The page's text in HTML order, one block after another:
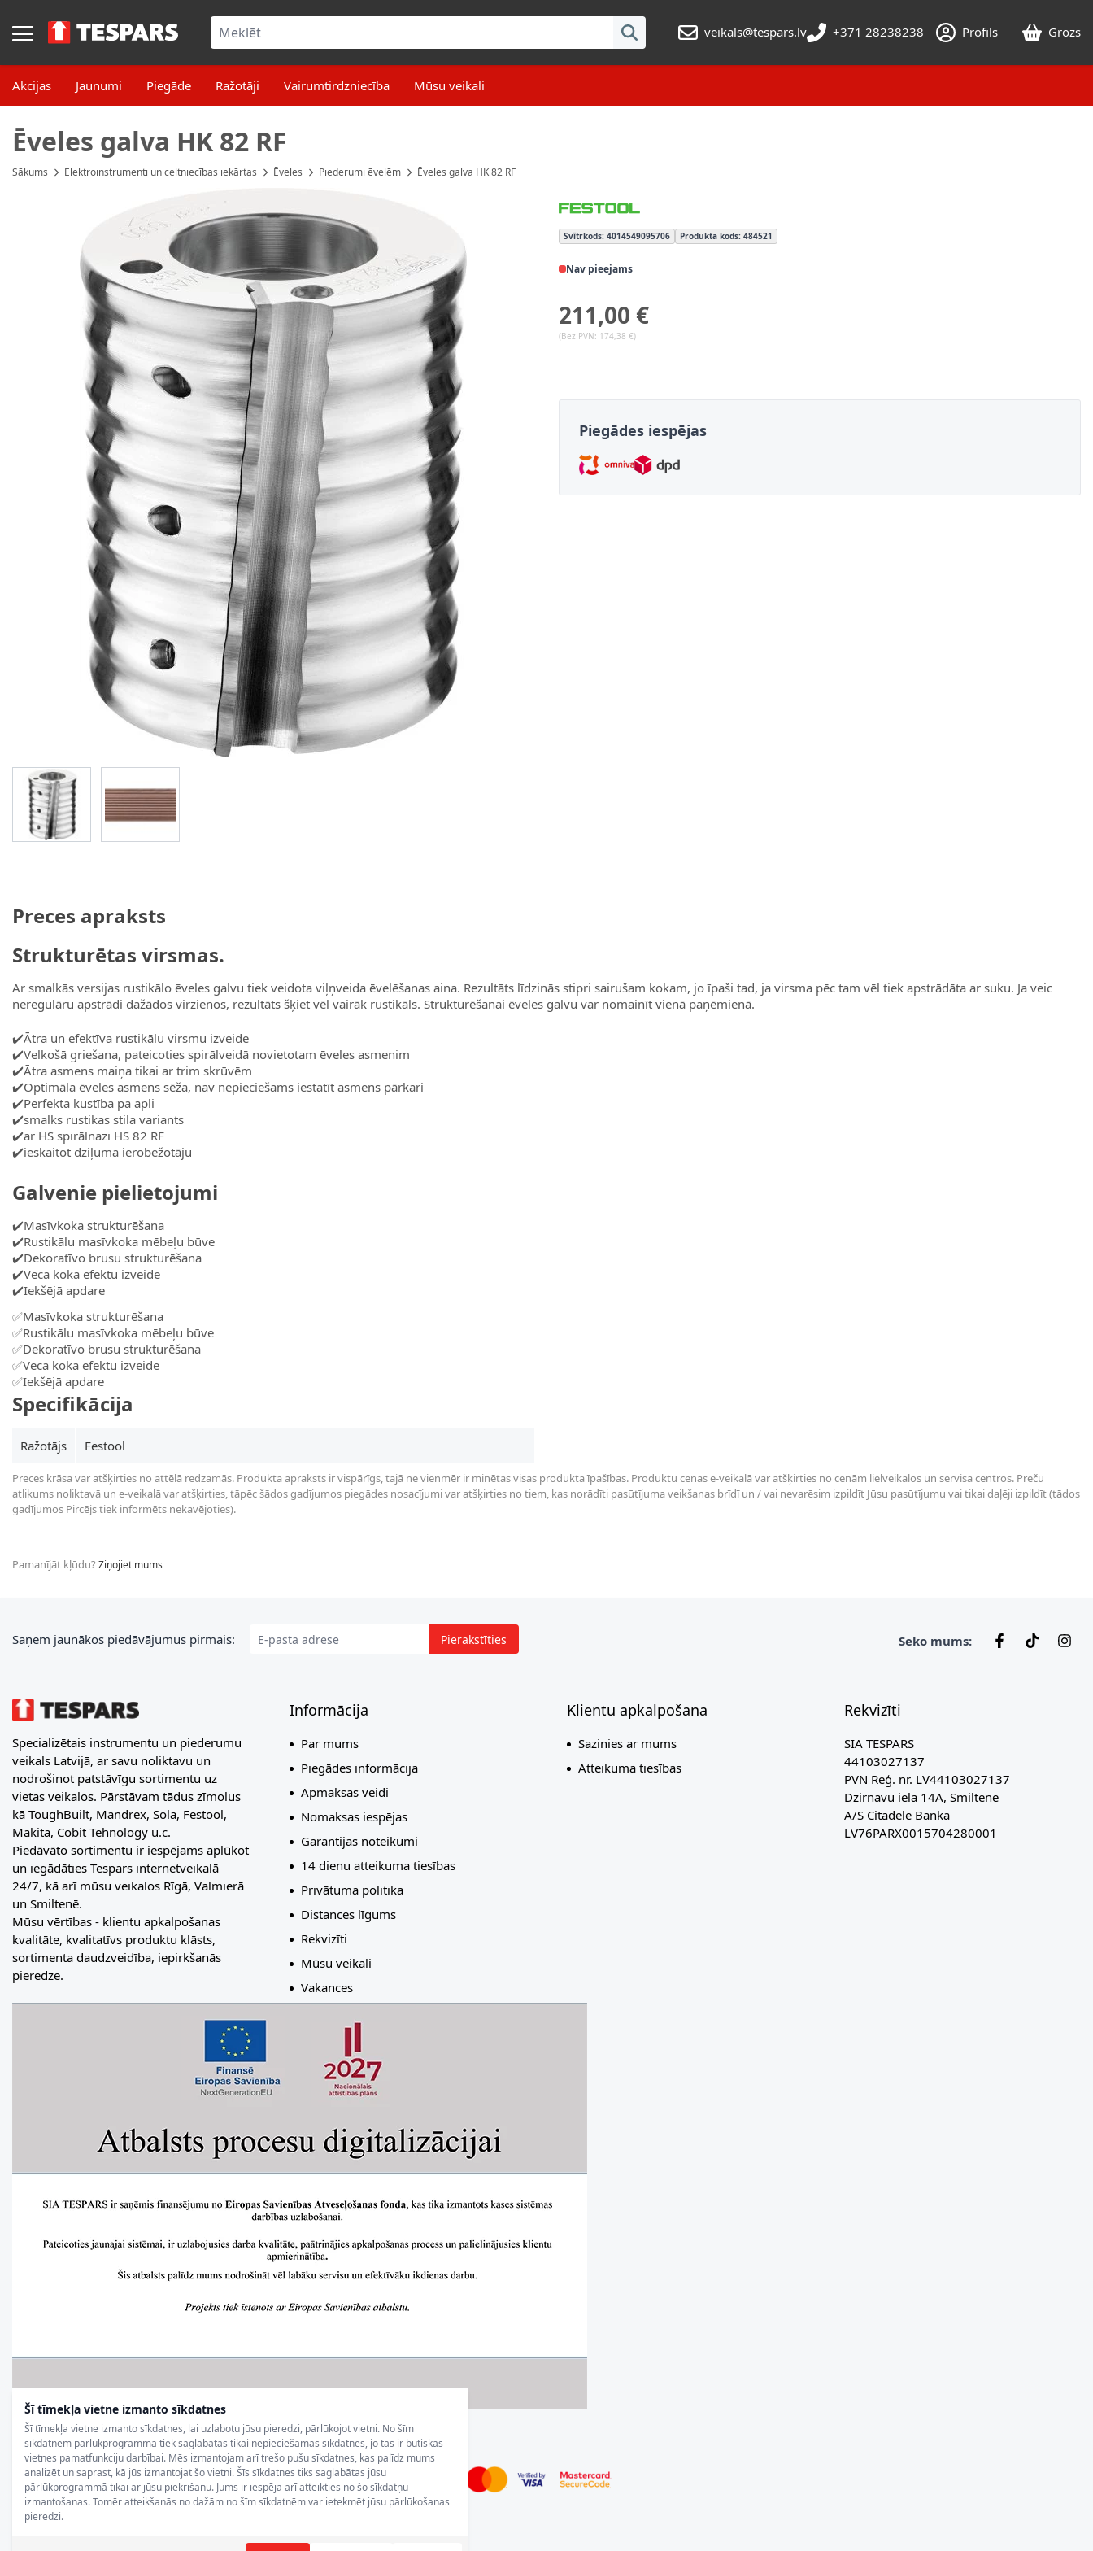
Šī tīmekļa vietne izmanto sīkdatnes
Šī tīmekļa vietne izmanto sīkdatnes, lai uzlabotu jūsu pieredzi, pārlūkojot vietni. No šīm
sīkdatnēm pārlūkprogrammā tiek saglabātas tikai nepieciešamās sīkdatnes, jo tās ir būtiskas
vietnes pamatfunkciju darbībai. Mēs izmantojam arī trešo pušu sīkdatnes, kas palīdz mums
analizēt un saprast, kā jūs izmantojat šo vietni. Šīs sīkdatnes tiks saglabātas jūsu
pārlūkprogrammā tikai ar jūsu piekrišanu. Jums ir iespēja arī atteikties no šo sīkdatņu
izmantošanas. Tomēr atteikšanās no dažām no šīm sīkdatnēm var ietekmēt jūsu pārlūkošanas
pieredzi.
veikals@tespars.lv
+371 28238238 Profils Grozs
Akcijas Jaunumi Piegāde Ražotāji Vairumtirdzniecība Mūsu veikali
Ēveles galva HK 82 RF
Sākums Elektroinstrumenti un celtniecības iekārtas Ēveles Piederumi ēvelēm Ēveles galva HK 82 RF
View larger image
Svītrkods: 4014549095706 Produkta kods: 484521
Nav pieejams
211,00 €
(Bez PVN: 174,38 €)
Piegādes iespējas
Preces apraksts
Strukturētas virsmas.
Ar smalkās versijas rustikālo ēveles galvu tiek veidota viļņveida ēvelēšanas aina. Rezultāts līdzinās stipri sairušam kokam, jo īpaši tad, ja virsma pēc tam vēl tiek apstrādāta ar suku. Ja veic
neregulāru apstrādi dažādos virzienos, rezultāts šķiet vēl vairāk rustikāls. Strukturēšanai ēveles galvu var nomainīt vienā paņēmienā.
✔️Ātra un efektīva rustikālu virsmu izveide
✔️Velkošā griešana, pateicoties spirālveidā novietotam ēveles asmenim
✔️Ātra asmens maiņa tikai ar trim skrūvēm
✔️Optimāla ēveles asmens sēža, nav nepieciešams iestatīt asmens pārkari
✔️Perfekta kustība pa apli
✔️smalks rustikas stila variants
✔️ar HS spirālnazi HS 82 RF
✔️ieskaitot dziļuma ierobežotāju
Galvenie pielietojumi
✔️Masīvkoka strukturēšana
✔️Rustikālu masīvkoka mēbeļu būve
✔️Dekoratīvo brusu strukturēšana
✔️Veca koka efektu izveide
✔️Iekšējā apdare
✅Masīvkoka strukturēšana
✅Rustikālu masīvkoka mēbeļu būve
✅Dekoratīvo brusu strukturēšana
✅Veca koka efektu izveide
✅Iekšējā apdare
Specifikācija
Ražotājs Festool
Preces krāsa var atšķirties no attēlā redzamās. Produkta apraksts ir vispārīgs, tajā ne vienmēr ir minētas visas produkta īpašības. Produktu cenas e-veikalā var atšķirties no cenām lielveikalos un servisa centros. Preču
atlikums noliktavā un e-veikalā var atšķirties, tāpēc šādos gadījumos piegādes nosacījumi var atšķirties no tiem, kas norādīti pasūtījuma veikšanas brīdī un / vai nevarēsim izpildīt Jūsu pasūtījumu vai tikai daļēji izpildīt (tādos
gadījumos Pircējs tiek informēts nekavējoties).
Pamanījāt kļūdu?Ziņojiet mums
E-pasta adrese
Saņem jaunākos piedāvājumus pirmais: Pierakstīties Seko mums:
Specializētais instrumentu un piederumu
veikals Latvijā, ar savu noliktavu un
nodrošinot patstāvīgu sortimentu uz
vietas veikalos. Pārstāvam tādus zīmolus
kā ToughBuilt, Mandrex, Sola, Festool,
Makita, Cobit Tehnology u.c.
Piedāvāto sortimentu ir iespējams aplūkot
un iegādāties Tespars internetveikalā
24/7, kā arī mūsu veikalos Rīgā, Valmierā
un Smiltenē.
Mūsu vērtības - klientu apkalpošanas
kvalitāte, kvalitatīvs produktu klāsts,
sortimenta daudzveidība, iepirkšanās
pieredze.
Informācija
Par mums
Piegādes informācija
Apmaksas veidi
Nomaksas iespējas
Garantijas noteikumi
14 dienu atteikuma tiesības
Privātuma politika
Distances līgums
Rekvizīti
Mūsu veikali
Vakances
Klientu apkalpošana
Sazinies ar mums
Atteikuma tiesības
Rekvizīti
SIA TESPARS
44103027137
PVN Reģ. nr. LV44103027137
Dzirnavu iela 14A, Smiltene
A/S Citadele Banka
LV76PARX0015704280001